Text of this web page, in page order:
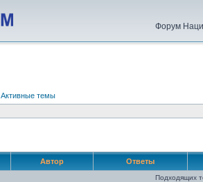
Форум
Активные темы
Автор Ответы
Подходящих